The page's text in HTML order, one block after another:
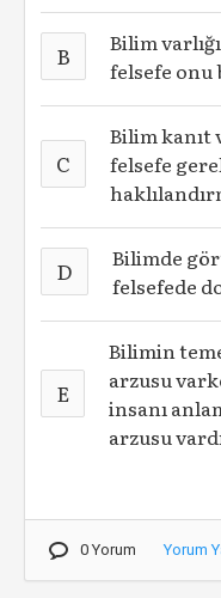
B
Bilim
felsefe onu
C
Bilim kanıt
felsefe
D
Bilimde
felsefede
E
Bilimin
arzusu
insanı
arzusu
0 Yorum Yorum